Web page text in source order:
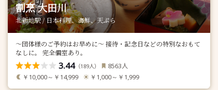
割烹 大田川
北新地駅 / 日本料理、海鮮、天ぷら
～団体様のご予約はお早めに～ 接待・記念日などの特別なおもて
なしに。 完全個室あり。
3.44（189人） 8563人
￥10,000～￥14,999 ￥1,000～￥1,999